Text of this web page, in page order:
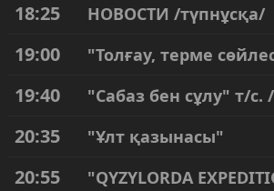
18:25 НОВОСТИ /түпнұсқа/
19:00 "Толғау, терме
19:40 "Сабаз бен сұлу" т/с.
20:35 "Ұлт қазынасы"
20:55 "QYZYLORDA